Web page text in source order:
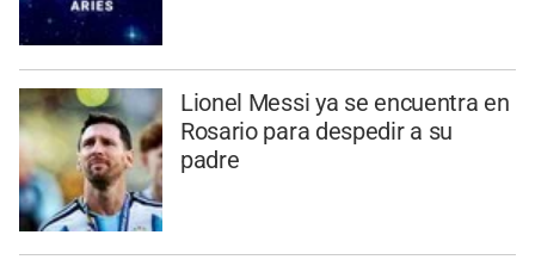
Lionel Messi ya se encuentra en
Rosario para despedir a su
padre